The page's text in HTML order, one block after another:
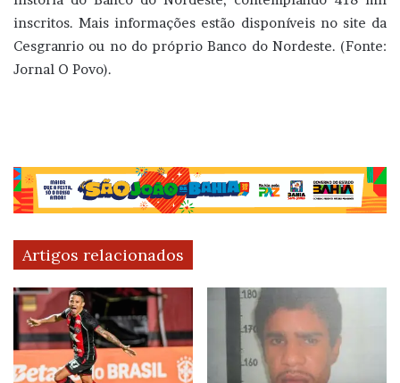
inscritos. Mais informações estão disponíveis no site da
Cesgranrio ou no do próprio Banco do Nordeste. (Fonte:
Jornal O Povo).
Artigos relacionados